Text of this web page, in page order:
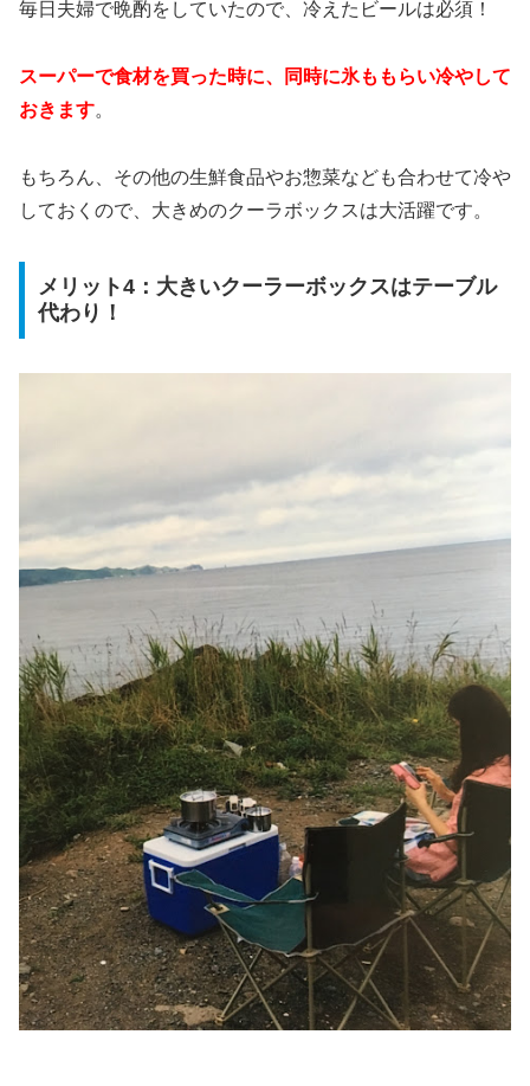
毎日夫婦で晩酌をしていたので、冷えたビールは必須！
スーパーで食材を買った時に、同時に氷ももらい冷やして
おきます。
もちろん、その他の生鮮食品やお惣菜なども合わせて冷や
しておくので、大きめのクーラボックスは大活躍です。
メリット4：大きいクーラーボックスはテーブル
代わり！